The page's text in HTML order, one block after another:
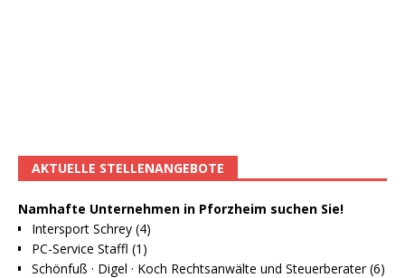
AKTUELLE STELLENANGEBOTE
Namhafte Unternehmen in Pforzheim suchen Sie!
Intersport Schrey (4)
PC-Service Staffl (1)
Schönfuß · Digel · Koch Rechtsanwälte und Steuerberater (6)